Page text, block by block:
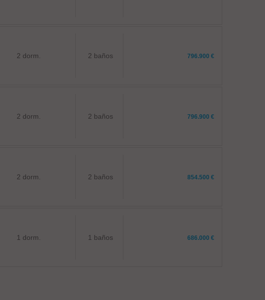
2 dorm. 2 baños 796.900 €
2 dorm. 2 baños 796.900 €
2 dorm. 2 baños 854.500 €
1 dorm. 1 baños 686.000 €